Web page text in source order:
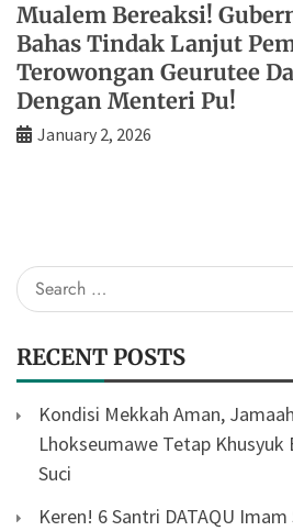
Mualem Bereaksi!
Bahas Tindak Lanjut
Terowongan Geurutee
Dengan Menteri Pu!
January 2, 2026
Search
for:
RECENT POSTS
Kondisi Mekkah Aman,
Lhokseumawe Tetap Khusyuk
Suci
Keren! 6 Santri DATAQU